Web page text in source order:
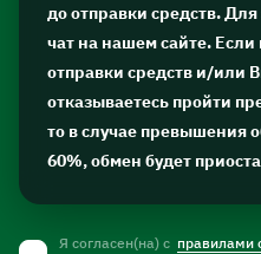
до отправки средств.
чат на нашем сайте. Если
отправки средств и/или
отказываетесь пройти
то в случае превышения
60%, обмен будет
Я согласен(на) с правилами